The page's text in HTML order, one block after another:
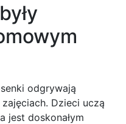
odgrywają
Dzieci uczą
jest doskonałym